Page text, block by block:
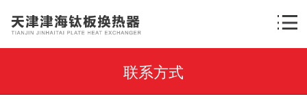
联系方式